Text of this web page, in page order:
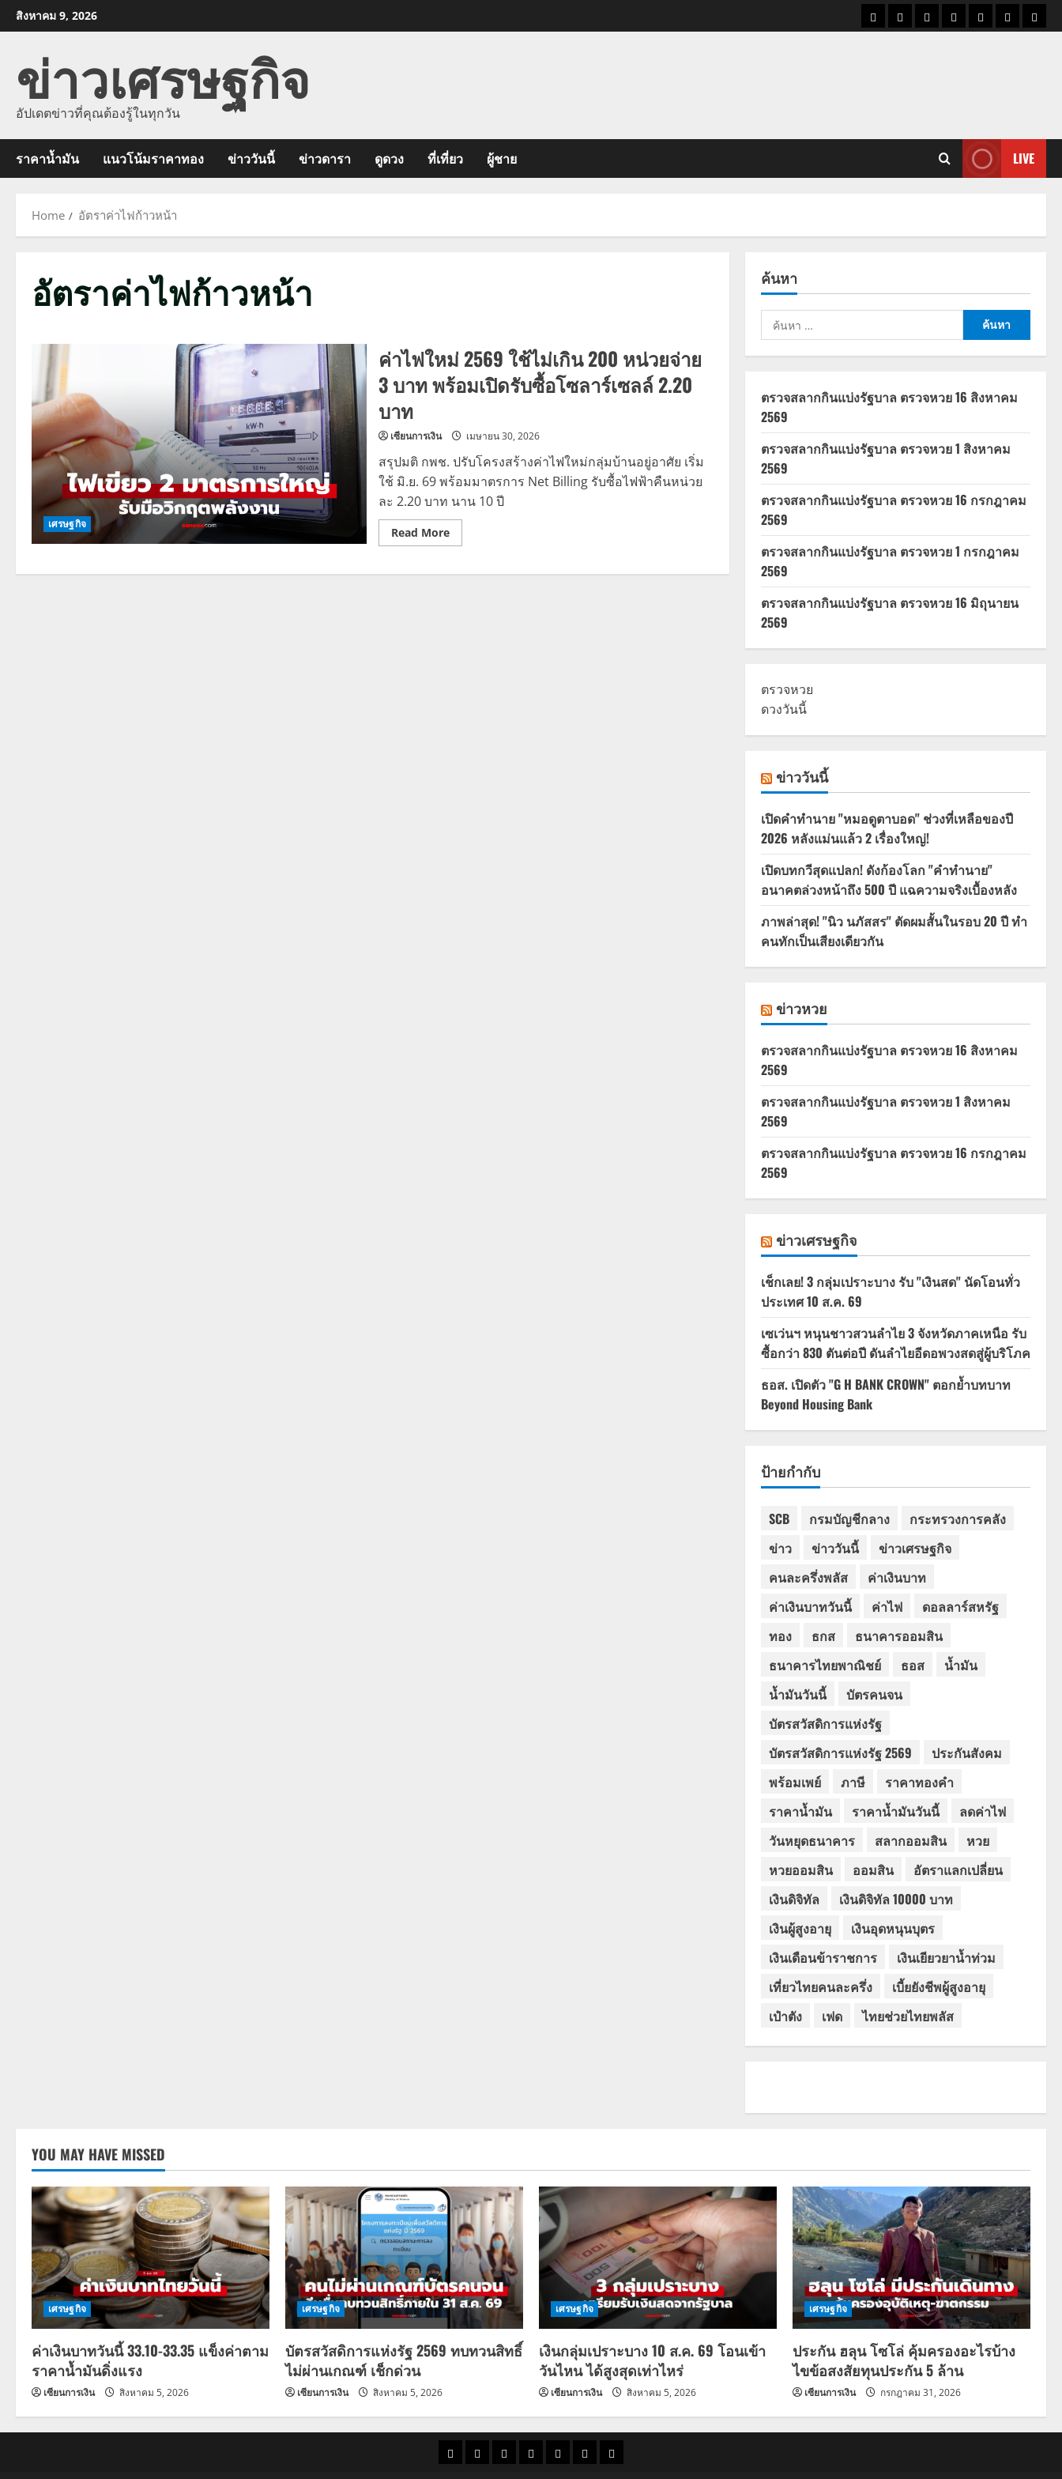
Skip
to
สิงหาคม 9, 2026
ราคาแนว
ข่าว
ข่าว
ดูด
ที่
ผู้ชา
ข่าวเศรษฐกิจ
อัปเดตข่าวที่คุณต้องรู้ในทุกวัน
ราคาน้ำมัน แนวโน้มราคาทอง ข่าววันนี้ ข่าวดารา ดูดวง ที่เที่ยว ผู้ชาย LIVE
Home อัตราค่าไฟก้าวหน้า
อัตราค่าไฟก้าวหน้า
เศรษฐกิจ
ค่าไฟใหม่ 2569 ใช้ไม่เกิน 200 หน่วยจ่าย
3 บาท พร้อมเปิดรับซื้อโซลาร์เซลล์ 2.20
บาท
เซียนการเงิน เมษายน 30, 2026
สรุปมติ กพช. ปรับโครงสร้างค่าไฟใหม่กลุ่มบ้านอยู่อาศัย เริ่ม
ใช้ มิ.ย. 69 พร้อมมาตรการ Net Billing รับซื้อไฟฟ้าคืนหน่วย
ละ 2.20 บาท นาน 10 ปี
Read MoreRead
more
ไฟ
ค้นหา
ค้นหา
สำหรับ:
ตรวจสลากกินแบ่งรัฐบาล ตรวจหวย 16 สิงหาคม
2569
ตรวจสลากกินแบ่งรัฐบาล ตรวจหวย 1 สิงหาคม
2569
ตรวจสลากกินแบ่งรัฐบาล ตรวจหวย 16 กรกฎาคม
2569
ตรวจสลากกินแบ่งรัฐบาล ตรวจหวย 1 กรกฎาคม
2569
ตรวจสลากกินแบ่งรัฐบาล ตรวจหวย 16 มิถุนายน
2569
ตรวจหวย
ดวงวันนี้
ข่าววันนี้
เปิดคำทำนาย "หมอดูตาบอด" ช่วงที่เหลือของปี
2026 หลังแม่นแล้ว 2 เรื่องใหญ่!
เปิดบทกวีสุดแปลก! ดังก้องโลก "คำทำนาย"
อนาคตล่วงหน้าถึง 500 ปี แฉความจริงเบื้องหลัง
ภาพล่าสุด! "นิว นภัสสร" ตัดผมสั้นในรอบ 20 ปี ทำ
คนทักเป็นเสียงเดียวกัน
ข่าวหวย
ตรวจสลากกินแบ่งรัฐบาล ตรวจหวย 16 สิงหาคม
2569
ตรวจสลากกินแบ่งรัฐบาล ตรวจหวย 1 สิงหาคม
2569
ตรวจสลากกินแบ่งรัฐบาล ตรวจหวย 16 กรกฎาคม
2569
ข่าวเศรษฐกิจ
เช็กเลย! 3 กลุ่มเปราะบาง รับ "เงินสด" นัดโอนทั่ว
ประเทศ 10 ส.ค. 69
เซเว่นฯ หนุนชาวสวนลำไย 3 จังหวัดภาคเหนือ รับ
ซื้อกว่า 830 ตันต่อปี ดันลำไยอีดอพวงสดสู่ผู้บริโภค
ธอส. เปิดตัว "G H BANK CROWN" ตอกย้ำบทบาท
Beyond Housing Bank
ป้ายกำกับ
SCB กรมบัญชีกลาง
กระทรวงการคลัง
ข่าว
ข่าววันนี้
ข่าวเศรษฐกิจ
คนละครึ่งพลัส
ค่าเงินบาท
ค่าเงินบาทวันนี้
ค่าไฟ
ดอลลาร์สหรัฐ
ทอง
ธกส
ธนาคารออมสิน
ธนาคารไทยพาณิชย์
ธอส
น้ำมัน
น้ำมันวันนี้
บัตรคนจน
บัตรสวัสดิการแห่งรัฐ
บัตรสวัสดิการแห่งรัฐ 2569
ประกันสังคม
พร้อมเพย์
ภาษี
ราคาทองคำ
ราคาน้ำมัน
ราคาน้ำมันวันนี้
ลดค่าไฟ
วันหยุดธนาคาร
สลากออมสิน
หวย
หวยออมสิน
ออมสิน
อัตราแลกเปลี่ยน
เงินดิจิทัล
เงินดิจิทัล 10000 บาท
เงินผู้สูงอายุ
เงินอุดหนุนบุตร
เงินเดือนข้าราชการ
เงินเยียวยาน้ำท่วม
เที่ยวไทยคนละครึ่ง
เบี้ยยังชีพผู้สูงอายุ
เป๋าตัง
เฟด ไทยช่วยไทยพลัส
YOU MAY HAVE MISSED
เศรษฐกิจ
ค่าเงินบาทวันนี้ 33.10-33.35 แข็งค่าตาม
ราคาน้ำมันดิ่งแรง
เซียนการเงิน สิงหาคม 5, 2026
เศรษฐกิจ
บัตรสวัสดิการแห่งรัฐ 2569 ทบทวนสิทธิ์
ไม่ผ่านเกณฑ์ เช็กด่วน
เซียนการเงิน สิงหาคม 5, 2026
เศรษฐกิจ
เงินกลุ่มเปราะบาง 10 ส.ค. 69 โอนเข้า
วันไหน ได้สูงสุดเท่าไหร่
เซียนการเงิน สิงหาคม 5, 2026
เศรษฐกิจ
ประกัน ฮลุน โซโล่ คุ้มครองอะไรบ้าง
ไขข้อสงสัยทุนประกัน 5 ล้าน
เซียนการเงิน กรกฎาคม 31, 2026
ราคาแนว
ข่าว
ข่าว
ดูด
ที่
ผู้ชาย